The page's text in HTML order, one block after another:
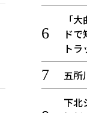
「
ド
ト
五所
下北